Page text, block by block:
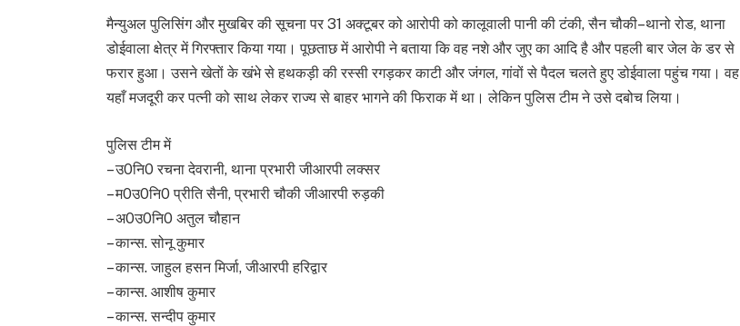
मैन्युअल पुलिसिंग और मुखबिर की सूचना पर 31 अक्टूबर को आरोपी को कालूवाली पानी की टंकी, सैन चौकी–थानो रोड, थाना
डोईवाला क्षेत्र में गिरफ्तार किया गया। पूछताछ में आरोपी ने बताया कि वह नशे और जुए का आदि है और पहली बार जेल के डर से
फरार हुआ। उसने खेतों के खंभे से हथकड़ी की रस्सी रगड़कर काटी और जंगल, गांवों से पैदल चलते हुए डोईवाला पहुंच गया। वह
यहाँ मजदूरी कर पत्नी को साथ लेकर राज्य से बाहर भागने की फिराक में था। लेकिन पुलिस टीम ने उसे दबोच लिया।
पुलिस टीम में
– उ0नि0 रचना देवरानी, थाना प्रभारी जीआरपी लक्सर
– म0उ0नि0 प्रीति सैनी, प्रभारी चौकी जीआरपी रुड़की
– अ0उ0नि0 अतुल चौहान
– कान्स. सोनू कुमार
– कान्स. जाहुल हसन मिर्जा, जीआरपी हरिद्वार
– कान्स. आशीष कुमार
– कान्स. सन्दीप कुमार